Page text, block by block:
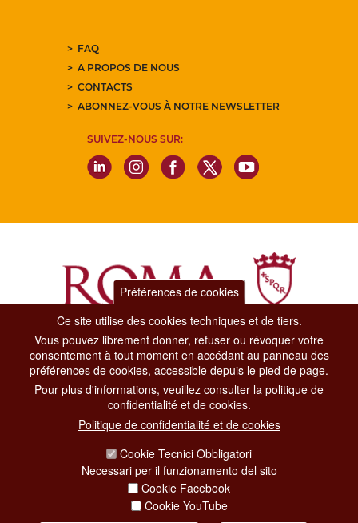
FAQ
A PROPOS DE NOUS
CONTACTS
ABONNEZ-VOUS À NOTRE NEWSLETTER
SUIVEZ-NOUS SUR:
Dipartimento Grandi Eventi, Sport, Turismo e Moda.
Via di San Basilio, 51
00187 Roma
CONTACT CENTER TEL. 06 06 08
CONTATTA LA REDAZIONE
Préférences de cookies
Ce site utilise des cookies techniques et de tiers.
Vous pouvez librement donner, refuser ou révoquer votre
consentement à tout moment en accédant au panneau des
préférences de cookies, accessible depuis le pied de page.
Pour plus d'informations, veuillez consulter la politique de
confidentialité et de cookies.
Politique de confidentialité et de cookies
Cookie Tecnici Obbligatori
Necessari per il funzionamento del sito
Cookie Facebook
Cookie YouTube